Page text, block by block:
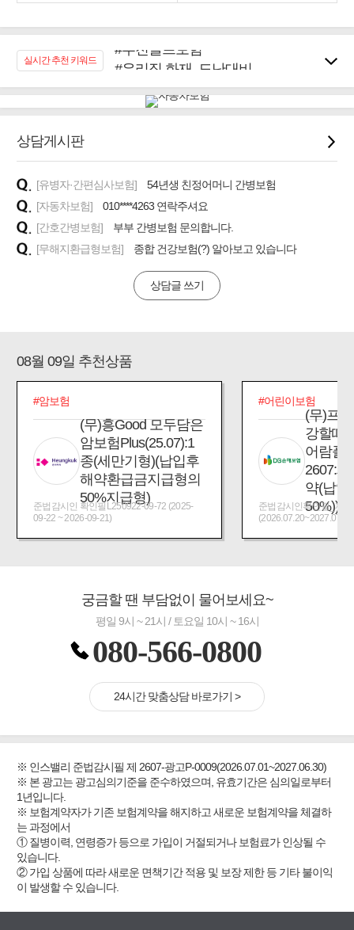
실시간 추천 키워드
#우리집 화재, 도난대비
#임플란트, 치아치료보장
#무해지 건강보험
#바뀌기전에 4세대 가입
상담게시판
[유병자·간편심사보험]
54년생 친정어머니 간병보험
[자동차보험]
010****4263 연락주셔요
[간호간병보험]
부부 간병보험 문의합니다.
[무해지환급형보험]
종합 건강보험(?) 알아보고 있습니다
상담글 쓰기
08월 09일 추천상품
#암보험
(무)흥Good 모두담은
암보험Plus(25.07):1
종(세만기형)(납입후
해약환급금지급형의
50%지급형)
준법감시인 확인필L250922-09-72 (2025-
09-22 ~ 2026-09-21)
#어린이보험
(무)프
강할때
어람플
2607:
약(납입
50%))
준법감시인확인필_제
궁금할 땐 부담없이 물어보세요~
평일 9시 ~ 21시 / 토요일 10시 ~ 16시
080-566-0800
24시간 맞춤상담 바로가기 >
※ 인스밸리 준법감시필 제 2607-광고P-0009(2026.07.01~2027.06.30)
※ 본 광고는 광고심의기준을 준수하였으며, 유효기간은 심의일로부터
1년입니다.
※ 보험계약자가 기존 보험계약을 해지하고 새로운 보험계약을 체결하
는 과정에서
① 질병이력, 연령증가 등으로 가입이 거절되거나 보험료가 인상될 수
있습니다.
② 가입 상품에 따라 새로운 면책기간 적용 및 보장 제한 등 기타 불이익
이 발생할 수 있습니다.